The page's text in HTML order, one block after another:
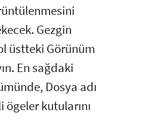
Gezgin
üstteki Görünüm
En sağdaki
Dosya adı
ögeler kutularını